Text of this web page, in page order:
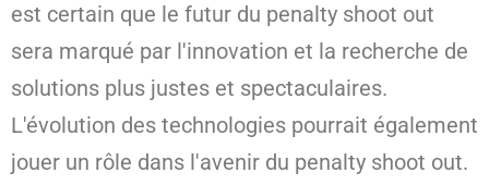
est certain que le futur du penalty shoot out
sera marqué par l'innovation et la recherche de
solutions plus justes et spectaculaires.
L'évolution des technologies pourrait également
jouer un rôle dans l'avenir du penalty shoot out.